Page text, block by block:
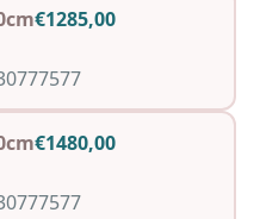
€1285,00
€1480,00